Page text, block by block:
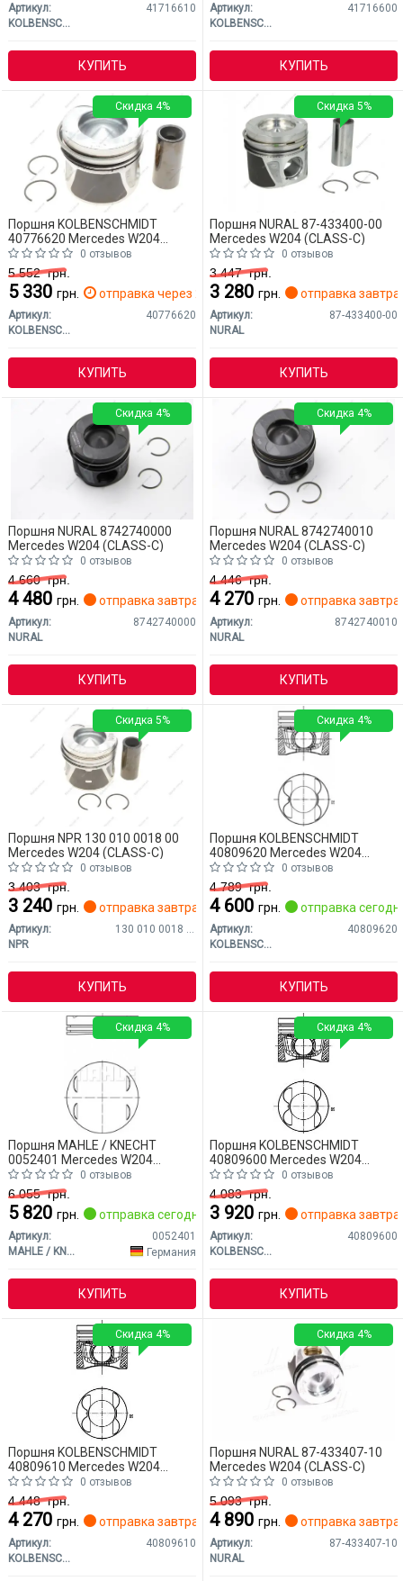
Артикул:
41716610
KOLBENSCHMIDT
КУПИТЬ
Артикул:
41716600
KOLBENSCHMIDT
КУПИТЬ
Поршня KOLBENSCHMIDT
40776620 Mercedes W204
(CLASS-C)
0 отзывов
5 552грн.
5 330 грн. отправка через 2 дн.
Артикул:
40776620
KOLBENSCHMIDT
КУПИТЬ
Скидка 4%
Поршня NURAL 87-433400-00
Mercedes W204 (CLASS-C)
0 отзывов
3 447грн.
3 280 грн. отправка завтра
Артикул:
87-433400-00
NURAL
КУПИТЬ
Скидка 5%
Поршня NURAL 8742740000
Mercedes W204 (CLASS-C)
0 отзывов
4 660грн.
4 480 грн. отправка завтра
Артикул:
8742740000
NURAL
КУПИТЬ
Скидка 4%
Поршня NURAL 8742740010
Mercedes W204 (CLASS-C)
0 отзывов
4 446грн.
4 270 грн. отправка завтра
Артикул:
8742740010
NURAL
КУПИТЬ
Скидка 4%
Поршня NPR 130 010 0018 00
Mercedes W204 (CLASS-C)
0 отзывов
3 403грн.
3 240 грн. отправка завтра
Артикул:
NPR
КУПИТЬ
Скидка 5%
Поршня KOLBENSCHMIDT
40809620 Mercedes W204
(CLASS-C)
0 отзывов
4 789грн.
4 600 грн. отправка
Артикул:
40809620
KOLBENSCHMIDT
КУПИТЬ
Скидка 4%
Поршня MAHLE / KNECHT
0052401 Mercedes W204
(CLASS-C)
0 отзывов
6 055грн.
5 820 грн. отправка сегодня
Артикул:
0052401
MAHLE / KNECHT
Германия
КУПИТЬ
Скидка 4%
Поршня KOLBENSCHMIDT
40809600 Mercedes W204
(CLASS-C)
0 отзывов
4 083грн.
3 920 грн. отправка завтра
Артикул:
40809600
KOLBENSCHMIDT
КУПИТЬ
Скидка 4%
Поршня KOLBENSCHMIDT
40809610 Mercedes W204
(CLASS-C)
0 отзывов
4 448грн.
4 270 грн. отправка завтра
Артикул:
40809610
KOLBENSCHMIDT
Скидка 4%
Поршня NURAL 87-433407-10
Mercedes W204 (CLASS-C)
0 отзывов
5 093грн.
4 890 грн. отправка завтра
Артикул:
87-433407-10
NURAL
Скидка 4%